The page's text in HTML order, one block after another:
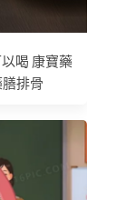
喝 康寶藥
排骨